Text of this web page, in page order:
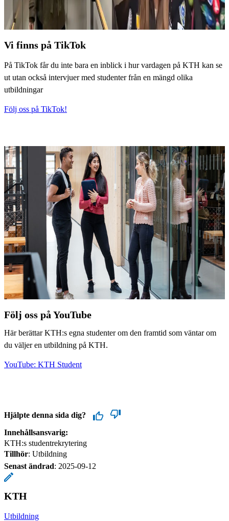
Vi finns på TikTok
På TikTok får du inte bara en inblick i hur vardagen på KTH kan se
ut utan också intervjuer med studenter från en mängd olika
utbildningar
Följ oss på TikTok!
Följ oss på YouTube
Här berättar KTH:s egna studenter om den framtid som väntar om
du väljer en utbildning på KTH.
YouTube: KTH Student
Hjälpte denna sida dig?
Innehållsansvarig:
KTH:s studentrekrytering
Tillhör: Utbildning
Senast ändrad: 2025-09-12
KTH
Utbildning